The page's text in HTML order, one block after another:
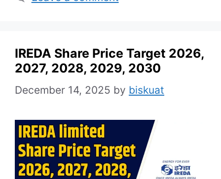
IREDA Share Price Target 2026,
2027, 2028, 2029, 2030
December 14, 2025 by biskuat